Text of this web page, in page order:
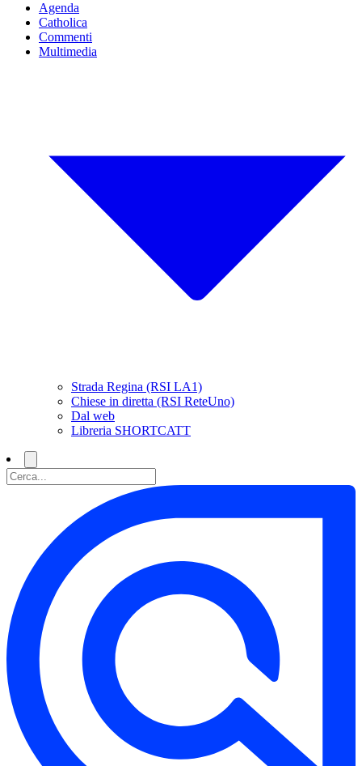
Agenda
Catholica
Commenti
Multimedia
Strada Regina (RSI LA1)
Chiese in diretta (RSI ReteUno)
Dal web
Libreria SHORTCATT